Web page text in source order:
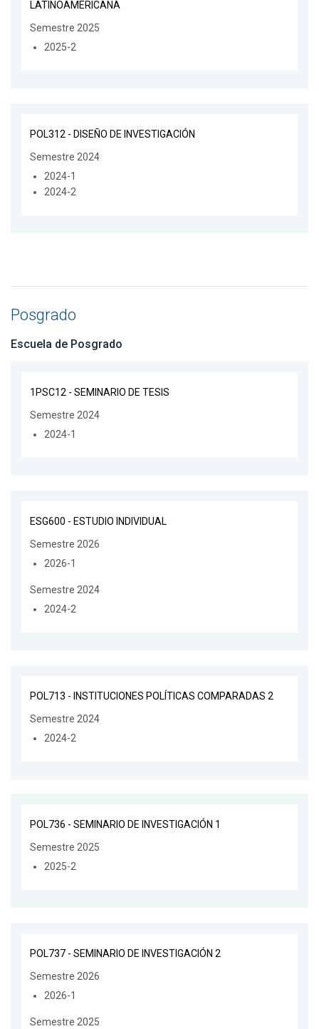
LATINOAMERICANA
Semestre 2025
2025-2
POL312 - DISEÑO DE INVESTIGACIÓN
Semestre 2024
2024-1
2024-2
Posgrado
Escuela de Posgrado
1PSC12 - SEMINARIO DE TESIS
Semestre 2024
2024-1
ESG600 - ESTUDIO INDIVIDUAL
Semestre 2026
2026-1
Semestre 2024
2024-2
POL713 - INSTITUCIONES POLÍTICAS COMPARADAS 2
Semestre 2024
2024-2
POL736 - SEMINARIO DE INVESTIGACIÓN 1
Semestre 2025
2025-2
POL737 - SEMINARIO DE INVESTIGACIÓN 2
Semestre 2026
2026-1
Semestre 2025